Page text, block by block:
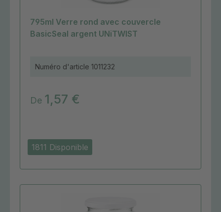
1811 Disponible
795ml Verre rond avec couvercle
BasicSeal argent UNiTWIST
Numéro d'article 1011232
De 1,57 €